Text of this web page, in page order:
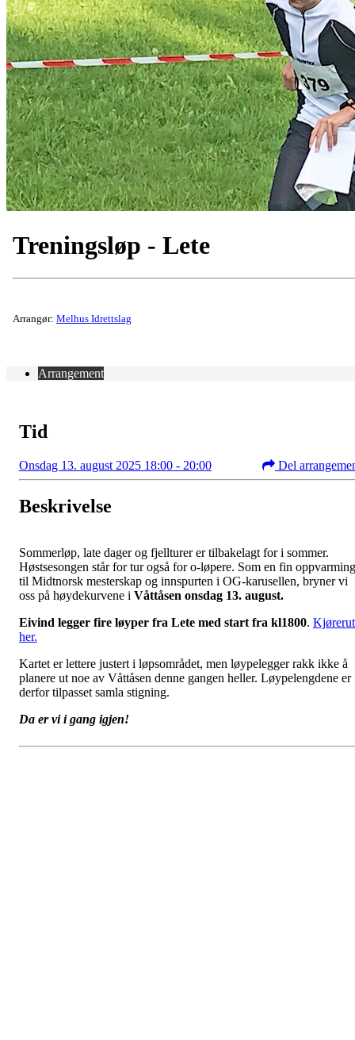
Treningsløp - Lete
Arrangør: Melhus Idrettslag
Arrangement
Tid
Onsdag 13. august 2025 18:00 - 20:00 Del
Beskrivelse
Sommerløp, late dager og fjellturer er tilbakelagt for i sommer.
Høstsesongen står for tur også for o-løpere. Som en fin oppvarming
til Midtnorsk mesterskap og innspurten i OG-karusellen, bryner vi
oss på høydekurvene i Våttåsen onsdag 13. august.
Eivind legger fire løyper fra Lete med start fra kl1800.
her.
Kartet er lettere justert i løpsområdet, men løypelegger rakk ikke å
planere ut noe av Våttåsen denne gangen heller. Løypelengdene er
derfor tilpasset samla stigning.
Da er vi i gang igjen!